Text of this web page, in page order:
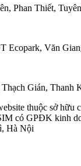
Phan Thiết,
Ecopark, Văn
Gián, Thanh
thuộc sở hữu
có GPĐK kinh
Hà Nội